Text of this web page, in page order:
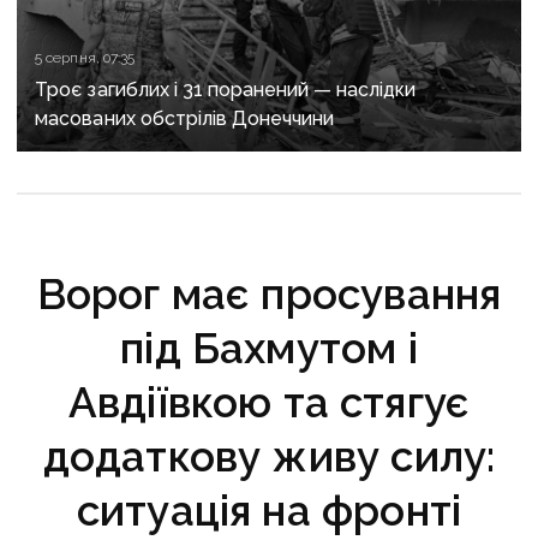
5 серпня, 07:35
Троє загиблих і 31 поранений — наслідки
масованих обстрілів Донеччини
Ворог має просування
під Бахмутом і
Авдіївкою та стягує
додаткову живу силу:
ситуація на фронті